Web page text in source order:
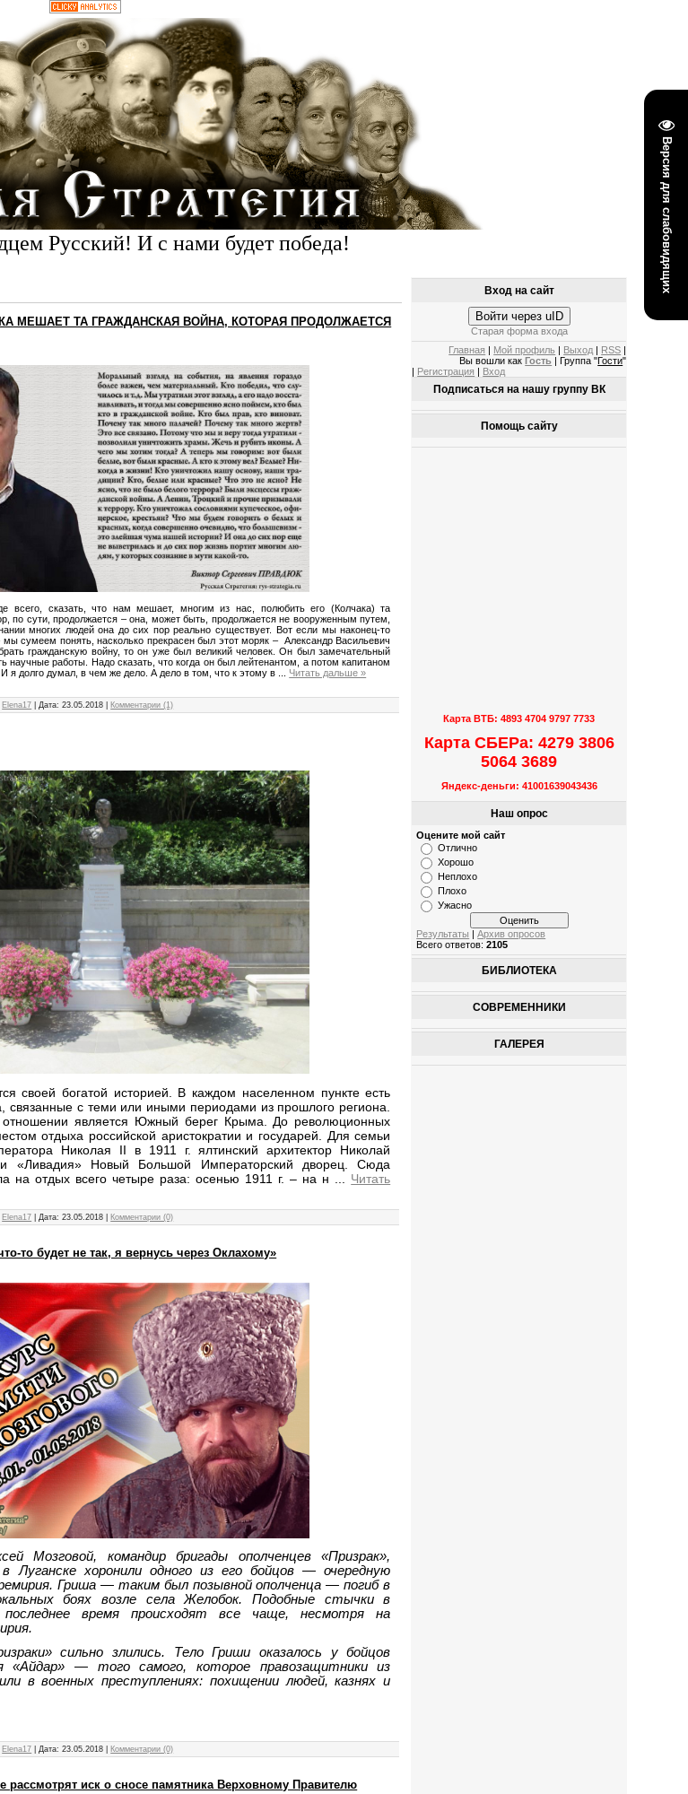
Версия для слабовидящих
Русский! И с нами будет победа!
МЕШАЕТ ТА ГРАЖДАНСКАЯ ВОЙНА, КОТОРАЯ ПРОДОЛЖАЕТСЯ
всего, сказать, что нам мешает, многим из нас, полюбить его (Колчака) та
по сути, продолжается – она, может быть, продолжается не вооруженным путем,
многих людей она до сих пор реально существует. Вот если мы наконец-то
сумеем понять, насколько прекрасен был этот моряк – Александр Васильевич
гражданскую войну, то он уже был великий человек. Он был замечательный
научные работы. Надо сказать, что когда он был лейтенантом, а потом капитаном
И я долго думал, в чем же дело. А дело в том, что к этому в ... Читать дальше »
Elena17 |Дата: 23.05.2018 Комментарии (1)
своей богатой историей. В каждом населенном пункте есть
связанные с теми или иными периодами из прошлого региона.
является Южный берег Крыма. До революционных
отдыха российской аристократии и государей. Для семьи
Николая II в 1911 г. ялтинский архитектор Николай
«Ливадия» Новый Большой Императорский дворец. Сюда
на отдых всего четыре раза: осенью 1911 г. – на н ... Читать
Elena17 |Дата: 23.05.2018 Комментарии (0)
то будет не так, я вернусь через Оклахому»
Мозговой, командир бригады ополченцев «Призрак»,
Луганске хоронили одного из его бойцов — очередную
Гриша — таким был позывной ополченца — погиб в
боях возле села Желобок. Подобные стычки в
время происходят все чаще, несмотря на
сильно злились. Тело Гриши оказалось у бойцов
«Айдар» — того самого, которое правозащитники из
в военных преступлениях: похищении людей, казнях и
Elena17 |Дата: 23.05.2018 Комментарии (0)
рассмотрят иск о сносе памятника Верховному Правителю
Вход на сайт
Войти через uID
Старая форма входа
Главная
Мой профиль Выход RSS
Вы вошли как Гость | Группа "Гости"
Регистрация Вход
Подписаться на нашу группу ВК
Помощь сайту
Карта ВТБ: 4893 4704 9797 7733
Карта СБЕРа: 4279 3806
5064 3689
Яндекс-деньги: 41001639043436
Наш опрос
Оцените мой сайт
Отлично
Хорошо
Неплохо
Плохо
Ужасно
Результаты |Архив опросов
Всего ответов:2105
БИБЛИОТЕКА
СОВРЕМЕННИКИ
ГАЛЕРЕЯ